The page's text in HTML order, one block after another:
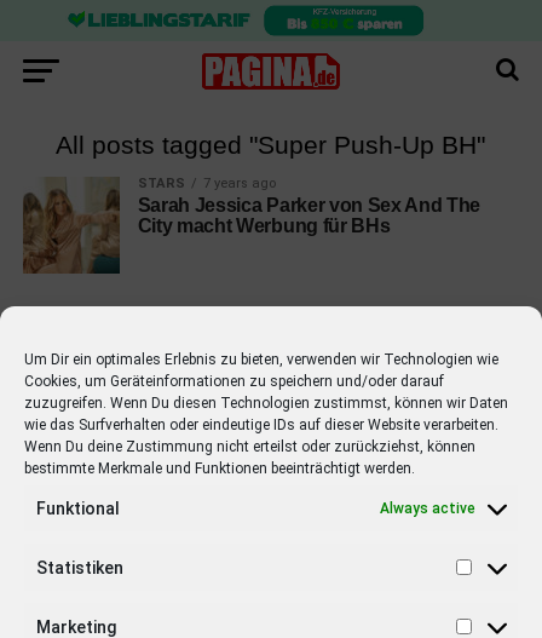
Um Dir ein optimales Erlebnis zu bieten, verwenden wir Technologien wie
Cookies, um Geräteinformationen zu speichern und/oder darauf
zuzugreifen. Wenn Du diesen Technologien zustimmst, können wir Daten
wie das Surfverhalten oder eindeutige IDs auf dieser Website verarbeiten.
Wenn Du deine Zustimmung nicht erteilst oder zurückziehst, können
bestimmte Merkmale und Funktionen beeinträchtigt werden.
Funktional Always active
Statistiken
Marketing
All posts tagged "Super Push-Up BH"
STARS 7 years ago
Sarah Jessica Parker von Sex And The
City macht Werbung für BHs
EMPFOHLEN
STARS 4 years ago
Barbara Schöneberger Moderatorin
von “Verstehen Sie Spaß?”